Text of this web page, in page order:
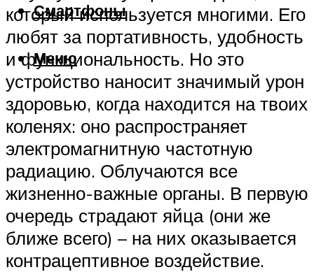
Смартфоны
Меню
который используется многими. Его
любят за портативность, удобность
и функциональность. Но это
устройство наносит значимый урон
здоровью, когда находится на твоих
коленях: оно распространяет
электромагнитную частотную
радиацию. Облучаются все
жизненно-важные органы. В первую
очередь страдают яйца (они же
ближе всего) – на них оказывается
контрацептивное воздействие.